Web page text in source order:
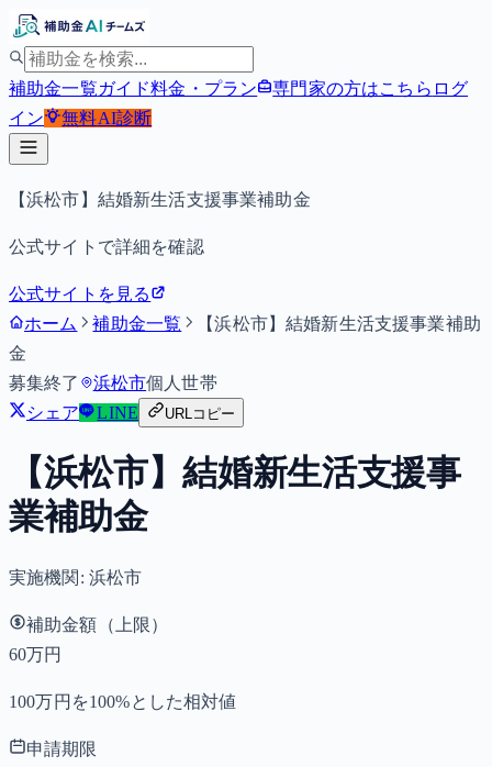
補助金一覧ガイド料金・プラン 専門家の方はこちら ログ
イン
無料AI診断
【浜松市】結婚新生活支援事業補助金
公式サイトで詳細を確認
公式サイトを見る
ホーム
補助金一覧
【浜松市】結婚新生活支援事業補助
金
募集終了
浜松市個人世帯
シェア
LINE URLコピー
【浜松市】結婚新生活支援事
業補助金
実施機関: 浜松市
補助金額（上限）
60万円
100万円を100%とした相対値
申請期限